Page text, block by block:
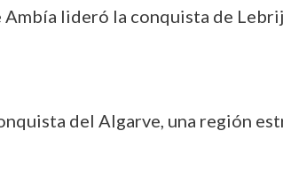
lideró la conquista de
del Algarve, una región